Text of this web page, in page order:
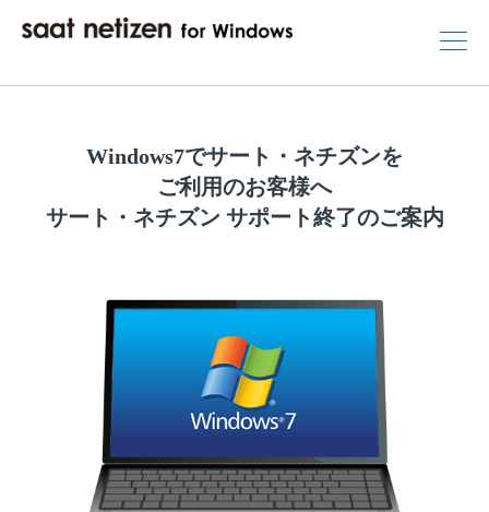
Windows7でサート・ネチズンを
ご利用のお客様へ
サート・ネチズン サポート終了のご案内